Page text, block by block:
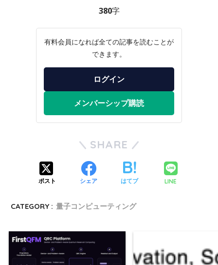
380字
有料会員になれば全ての記事を読むことが
できます。
ログイン
メンバーシップ購読
SHARE
ポスト シェア はてブ LINE
CATEGORY : 量子コンピューティング